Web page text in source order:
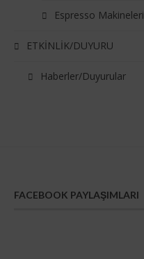
Espresso Makineleri
ETKİNLİK/DUYURU
Haberler/Duyurular
FACEBOOK PAYLAŞIMLARI